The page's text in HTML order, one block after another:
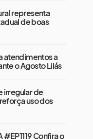
representa
de boas
atendimentos a
o Agosto Lilás
irregular de
uso dos
#EP1119 Confira o